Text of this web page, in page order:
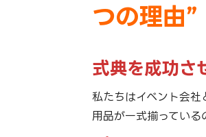
つの理由”
式典を成功さ
私たちはイベント会社
用品が一式揃っている